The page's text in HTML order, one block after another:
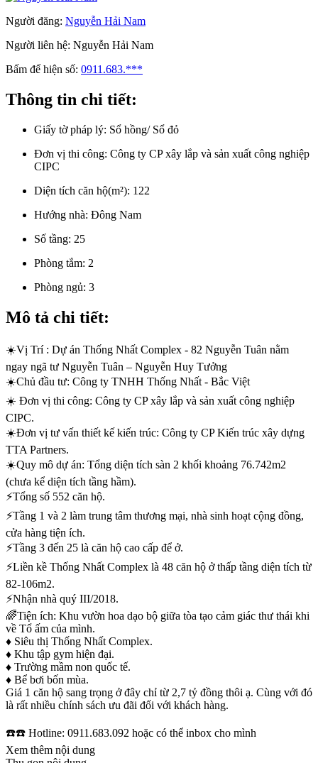
Người đăng: Nguyễn Hải Nam
Người liên hệ: Nguyễn Hải Nam
Bấm để hiện số: 0911.683.***
Thông tin chi tiết:
Giấy tờ pháp lý: Sổ hồng/ Sổ đỏ
Đơn vị thi công: Công ty CP xây lắp và sản xuất công nghiệp
CIPC
Diện tích căn hộ(m²): 122
Hướng nhà: Đông Nam
Số tầng: 25
Phòng tắm: 2
Phòng ngủ: 3
Mô tả chi tiết:
☀️Vị Trí : Dự án Thống Nhất Complex - 82 Nguyễn Tuân nằm
ngay ngã tư Nguyễn Tuân – Nguyễn Huy Tưởng
☀️Chủ đầu tư: Công ty TNHH Thống Nhất - Bắc Việt
☀️ Đơn vị thi công: Công ty CP xây lắp và sản xuất công nghiệp
CIPC.
☀️Đơn vị tư vấn thiết kế kiến trúc: Công ty CP Kiến trúc xây dựng
TTA Partners.
☀️Quy mô dự án: Tổng diện tích sàn 2 khối khoảng 76.742m2
(chưa kể diện tích tầng hầm).
⚡️Tổng số 552 căn hộ.
⚡️Tầng 1 và 2 làm trung tâm thương mại, nhà sinh hoạt cộng đồng,
cửa hàng tiện ích.
⚡️Tầng 3 đến 25 là căn hộ cao cấp để ở.
⚡️Liền kề Thống Nhất Complex là 48 căn hộ ở thấp tầng diện tích từ
82-106m2.
⚡️Nhận nhà quý III/2018.
🌈Tiện ích: Khu vườn hoa dạo bộ giữa tòa tạo cảm giác thư thái khi
về Tổ ấm của mình.
♦️ Siêu thị Thống Nhất Complex.
♦️ Khu tập gym hiện đại.
♦️ Trường mầm non quốc tế.
♦️ Bể bơi bốn mùa.
Giá 1 căn hộ sang trọng ở đây chỉ từ 2,7 tỷ đồng thôi ạ. Cùng với đó
là rất nhiều chính sách ưu đãi đối với khách hàng.
☎️☎️ Hotline: 0911.683.092 hoặc có thể inbox cho mình
Xem thêm nội dung